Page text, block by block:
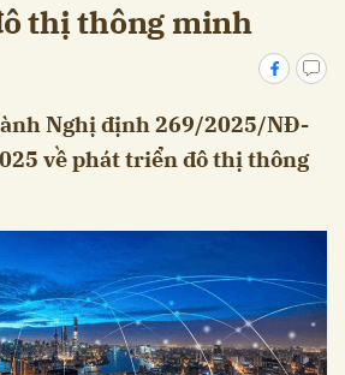
thị thông minh
Nghị định 269/2025/NĐ-
về phát triển đô thị thông
Hủy